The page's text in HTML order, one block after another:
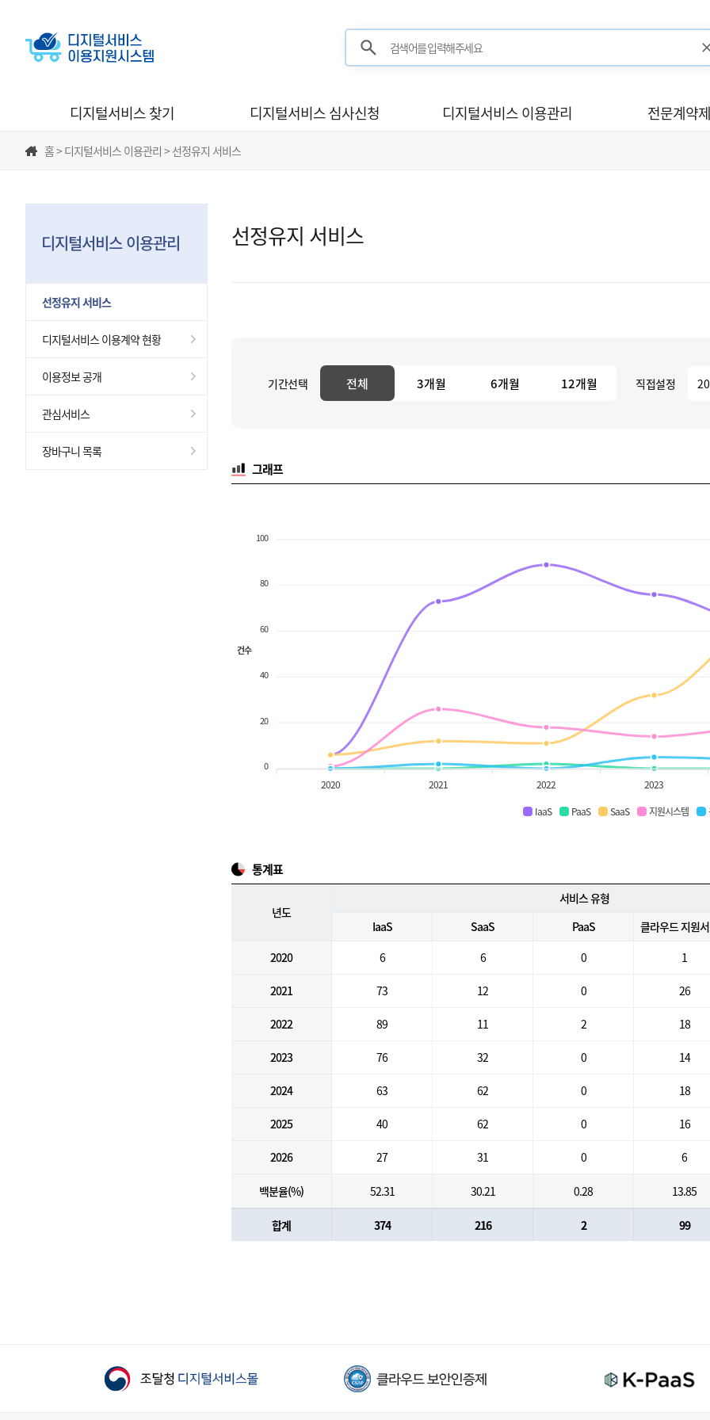
검색어를 입력해주세요
디지털서비스 찾기 디지털서비스 심사신청 디지털서비스 이용관리 전문계약
홈 > 디지털서비스 이용관리 > 선정유지 서비스
디지털서비스 이용관리
선정유지 서비스
디지털서비스 이용계약 현황
이용정보 공개
관심서비스
장바구니 목록
선정유지 서비스
기간선택 전체 3개월 6개월 12개월 직접설정
그래프
IaaS PaaS SaaS 지원시스템
100
80
60
40
20
0
건수
2020 2021 2022 2023
통계표
년도
서비스 유형
IaaS
SaaS PaaS
클라우드 지원
2020
6 6 0 1
2021 73 12 0 26
2022 89 11 2 18
2023 76 32 0 14
2024 63 62 0 18
2025 40 62 0 16
2026 27 31 0 6
백분율(%) 52.31 30.21 0.28 13.85
합계 374 216 2 99